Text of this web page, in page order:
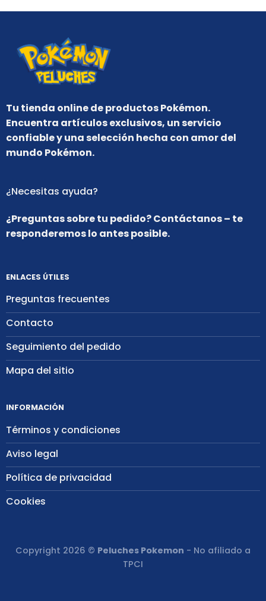
Tu tienda online de productos Pokémon.
Encuentra artículos exclusivos, un servicio
confiable y una selección hecha con amor del
mundo Pokémon.
ENLACES ÚTILES
Preguntas frecuentes
Contacto
Seguimiento del pedido
Mapa del sitio
INFORMACIÓN
Términos y condiciones
Aviso legal
Política de privacidad
Cookies
¿Necesitas ayuda?
¿Preguntas sobre tu pedido? Contáctanos – te
responderemos lo antes posible.
Copyright 2026 © Peluches Pokemon - No afiliado a
TPCI